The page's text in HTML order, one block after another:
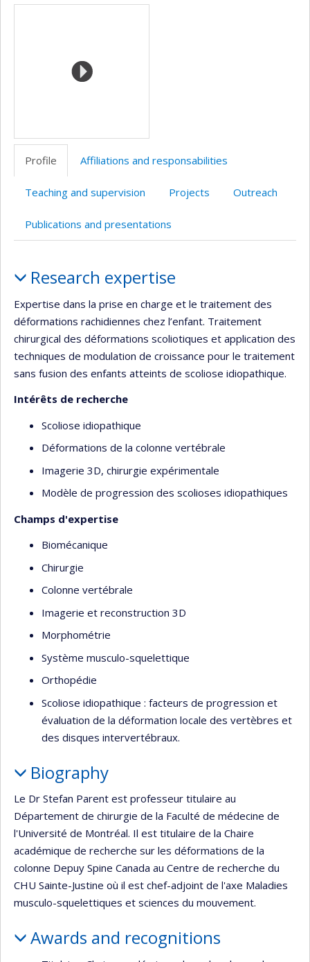
de
recherche
Media
Profile Affiliations and responsabilities
Teaching and supervision Projects Outreach
Publications and presentations
Research expertise
Expertise dans la prise en charge et le traitement des
déformations rachidiennes chez l’enfant. Traitement
chirurgical des déformations scoliotiques et application des
techniques de modulation de croissance pour le traitement
sans fusion des enfants atteints de scoliose idiopathique.
Intérêts de recherche
Scoliose idiopathique
Déformations de la colonne vertébrale
Imagerie 3D, chirurgie expérimentale
Modèle de progression des scolioses idiopathiques
Champs d'expertise
Biomécanique
Chirurgie
Colonne vertébrale
Imagerie et reconstruction 3D
Morphométrie
Système musculo-squelettique
Orthopédie
Scoliose idiopathique : facteurs de progression et
évaluation de la déformation locale des vertèbres et
des disques intervertébraux.
Biography
Le Dr Stefan Parent est professeur titulaire au
Département de chirurgie de la Faculté de médecine de
l'Université de Montréal. Il est titulaire de la Chaire
académique de recherche sur les déformations de la
colonne Depuy Spine Canada au Centre de recherche du
CHU Sainte-Justine où il est chef-adjoint de l'axe Maladies
musculo-squelettiques et sciences du mouvement.
Awards and recognitions